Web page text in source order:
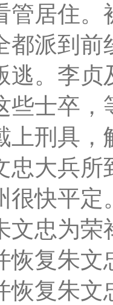
管居住
都派到
逃。李贞
些士卒，
上刑具，
忠大兵
很快平定
文忠为荣
恢复朱文
恢复朱文